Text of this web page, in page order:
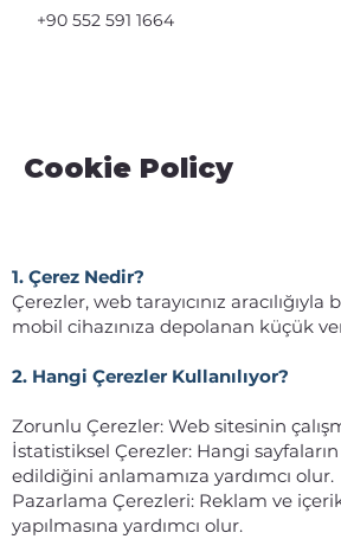
+90 552 591 1664
Cookie Policy
1. Çerez Nedir?
Çerezler, web tarayıcınız aracılığıyla
mobil cihazınıza depolanan küçük
2. Hangi Çerezler Kullanılıyor?
Zorunlu Çerezler: Web sitesinin
İstatistiksel Çerezler: Hangi
edildiğini anlamamıza yardımcı olur.
Pazarlama Çerezleri: Reklam ve
yapılmasına yardımcı olur.